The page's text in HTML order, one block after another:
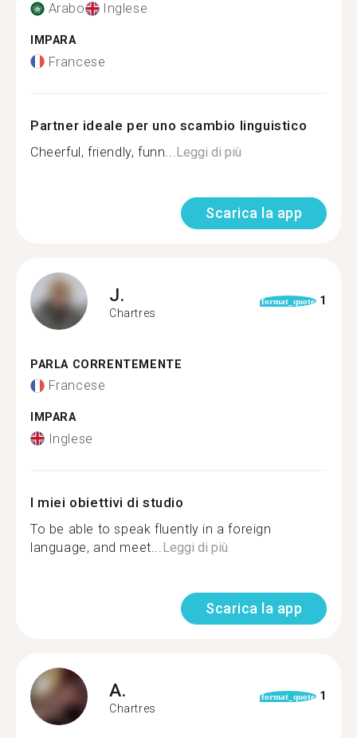
Arabo Inglese
IMPARA
Francese
Partner ideale per uno scambio linguistico
Cheerful, friendly, funn... Leggi di più
Scarica la app
J.
Chartres
format_quote 1
PARLA CORRENTEMENTE
Francese
IMPARA
Inglese
I miei obiettivi di studio
To be able to speak fluently in a foreign
language, and meet... Leggi di più
Scarica la app
A.
Chartres
format_quote 1